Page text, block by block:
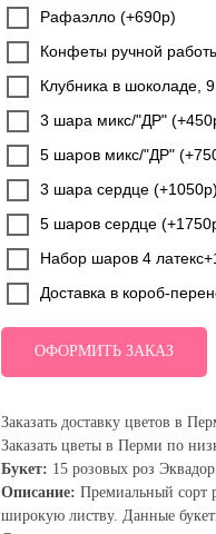
Рафаэлло (+690р)
Конфеты ручной
Клубника в шоколаде,
3 шара микс/"ДР"
5 шаров микс/"ДР"
3 шара сердце (+1050р)
5 шаров сердце
Набор шаров 4
Доставка в короб-
ОФОРМИТЬ ЗАКАЗ
Заказать доставку цветов в
Заказать цветы в Перми по
Букет: 15 розовых роз
Описание: Премиальный сорт
широкую листву. Данные